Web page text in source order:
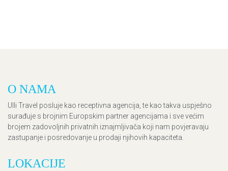
O NAMA
Ulli Travel posluje kao receptivna agencija, te kao takva uspješno
surađuje s brojnim Europskim partner agencijama i sve većim
brojem zadovoljnih privatnih iznajmljivača koji nam povjeravaju
zastupanje i posredovanje u prodaji njihovih kapaciteta.
LOKACIJE